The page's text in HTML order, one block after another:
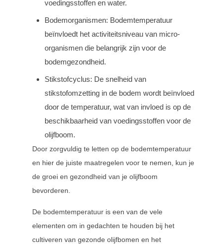
voedingsstoffen en water.
Bodemorganismen: Bodemtemperatuur
beïnvloedt het activiteitsniveau van micro-
organismen die belangrijk zijn voor de
bodemgezondheid.
Stikstofcyclus: De snelheid van
stikstofomzetting in de bodem wordt beïnvloed
door de temperatuur, wat van invloed is op de
beschikbaarheid van voedingsstoffen voor de
olijfboom.
Door zorgvuldig te letten op de bodemtemperatuur
en hier de juiste maatregelen voor te nemen, kun je
de groei en gezondheid van je olijfboom
bevorderen.
De bodemtemperatuur is een van de vele
elementen om in gedachten te houden bij het
cultiveren van gezonde olijfbomen en het